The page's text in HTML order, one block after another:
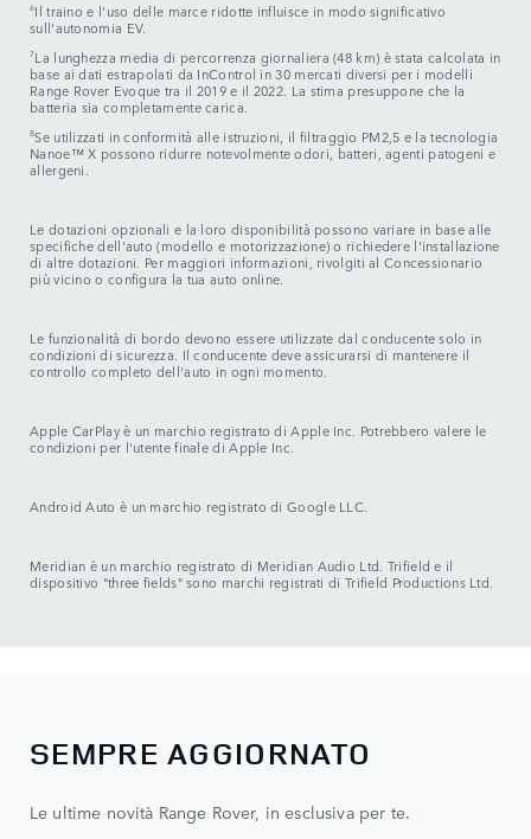
6Il traino e l'uso delle marce ridotte influisce in modo significativo
sull'autonomia EV.
7La lunghezza media di percorrenza giornaliera (48 km) è stata calcolata in
base ai dati estrapolati da InControl in 30 mercati diversi per i modelli
Range Rover Evoque tra il 2019 e il 2022. La stima presuppone che la
batteria sia completamente carica.
8Se utilizzati in conformità alle istruzioni, il filtraggio PM2,5 e la tecnologia
Nanoe™ X possono ridurre notevolmente odori, batteri, agenti patogeni e
allergeni.
Le dotazioni opzionali e la loro disponibilità possono variare in base alle
specifiche dell'auto (modello e motorizzazione) o richiedere l'installazione
di altre dotazioni. Per maggiori informazioni, rivolgiti al Concessionario
più vicino o configura la tua auto online.
Le funzionalità di bordo devono essere utilizzate dal conducente solo in
condizioni di sicurezza. Il conducente deve assicurarsi di mantenere il
controllo completo dell'auto in ogni momento.
Apple CarPlay è un marchio registrato di Apple Inc. Potrebbero valere le
condizioni per l'utente finale di Apple Inc.
Android Auto è un marchio registrato di Google LLC.
Meridian è un marchio registrato di Meridian Audio Ltd. Trifield e il
dispositivo "three fields" sono marchi registrati di Trifield Productions Ltd.
SEMPRE AGGIORNATO
Le ultime novità Range Rover, in esclusiva per te.